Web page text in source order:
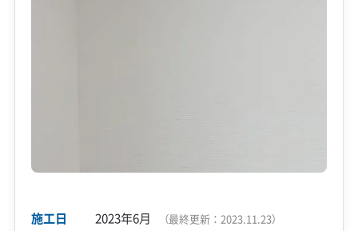
施工日 2023年6月 （最終更新： 2023.11.23）